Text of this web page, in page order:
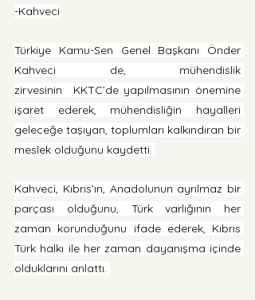
-Kahveci
Türkiye Kamu-Sen Genel Başkanı Önder
Kahveci de, mühendislik
zirvesinin  KKTC’de yapılmasının önemine
işaret ederek, mühendisliğin hayalleri
geleceğe taşıyan, toplumları kalkındıran bir
meslek olduğunu kaydetti.
Kahveci, Kıbrıs’ın, Anadolunun ayrılmaz bir
parçası olduğunu, Türk varlığının her
zaman korunduğunu ifade ederek, Kıbrıs
Türk halkı ile her zaman dayanışma içinde
olduklarını anlattı.